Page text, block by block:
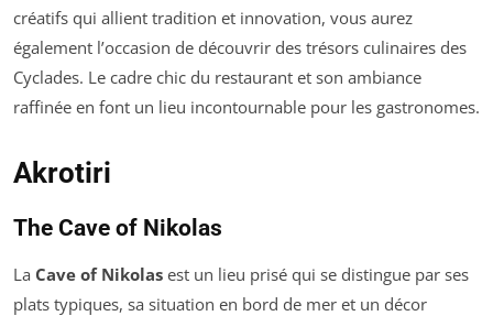
créatifs qui allient tradition et innovation, vous aurez
également l’occasion de découvrir des trésors culinaires des
Cyclades. Le cadre chic du restaurant et son ambiance
raffinée en font un lieu incontournable pour les gastronomes.
Akrotiri
The Cave of Nikolas
La Cave of Nikolas est un lieu prisé qui se distingue par ses
plats typiques, sa situation en bord de mer et un décor